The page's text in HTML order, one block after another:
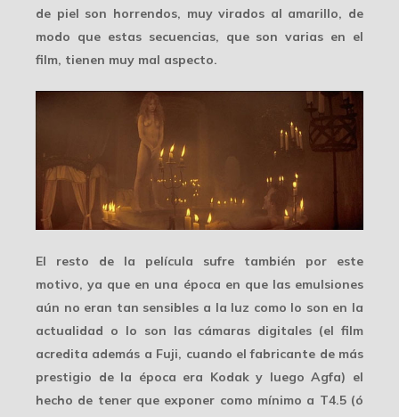
de piel son horrendos, muy virados al amarillo, de
modo que estas secuencias, que son varias en el
film, tienen muy mal aspecto.
El resto de la película sufre también por este
motivo, ya que en una época en que las emulsiones
aún no eran tan sensibles a la luz como lo son en la
actualidad o lo son las cámaras digitales (el film
acredita además a Fuji, cuando el fabricante de más
prestigio de la época era Kodak y luego Agfa) el
hecho de tener que exponer como mínimo a T4.5 (ó